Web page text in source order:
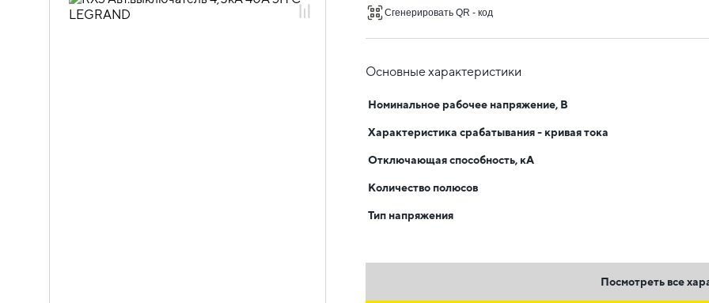
01.05.01.03 Модульные
Сгенерировать QR - код
Основные характеристики
Номинальное рабочее напряжение, В
Характеристика срабатывания - кривая тока
Отключающая способность, кА
Количество полюсов
Тип напряжения
Посмотреть все